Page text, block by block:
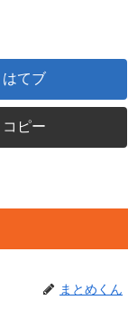
はてブ
コピー
まとめくん